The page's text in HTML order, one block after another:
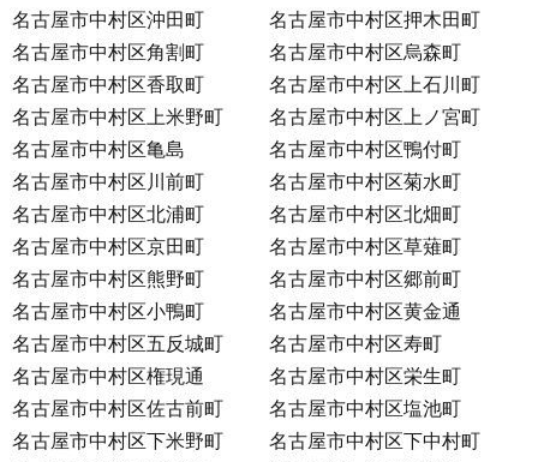
名古屋市中村区沖田町
名古屋市中村区押木田町
名古屋市中村区角割町
名古屋市中村区烏森町
名古屋市中村区香取町
名古屋市中村区上石川町
名古屋市中村区上米野町
名古屋市中村区上ノ宮町
名古屋市中村区亀島
名古屋市中村区鴨付町
名古屋市中村区川前町
名古屋市中村区菊水町
名古屋市中村区北浦町
名古屋市中村区北畑町
名古屋市中村区京田町
名古屋市中村区草薙町
名古屋市中村区熊野町
名古屋市中村区郷前町
名古屋市中村区小鴨町
名古屋市中村区黄金通
名古屋市中村区五反城町
名古屋市中村区寿町
名古屋市中村区権現通
名古屋市中村区栄生町
名古屋市中村区佐古前町
名古屋市中村区塩池町
名古屋市中村区下米野町
名古屋市中村区下中村町